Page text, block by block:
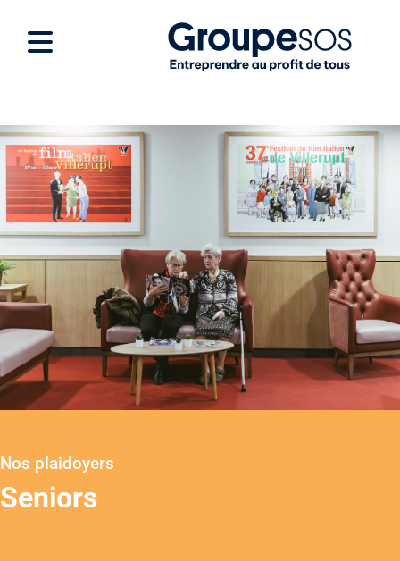
Nos plaidoyers
Seniors